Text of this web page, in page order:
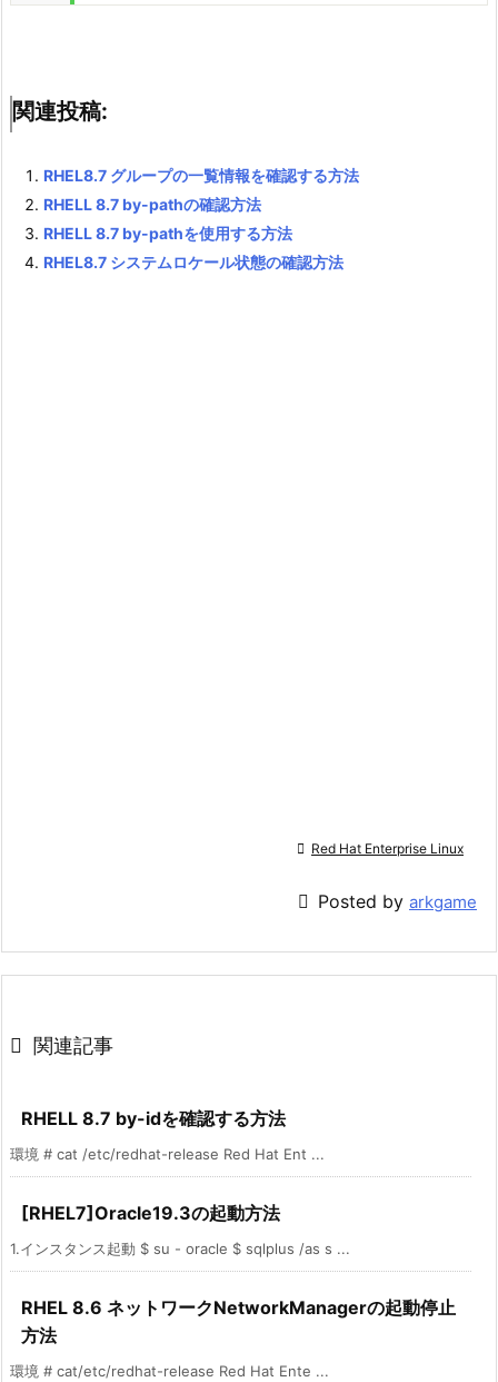
関連投稿:
RHEL8.7 グループの一覧情報を確認する方法
RHELL 8.7 by-pathの確認方法
RHELL 8.7 by-pathを使用する方法
RHEL8.7 システムロケール状態の確認方法
 Red Hat Enterprise Linux
 Posted by arkgame
 関連記事
RHELL 8.7 by-idを確認する方法
環境 # cat /etc/redhat-release Red Hat Ent ...
[RHEL7]Oracle19.3の起動方法
1.インスタンス起動 $ su - oracle $ sqlplus /as s ...
RHEL 8.6 ネットワークNetworkManagerの起動停止
方法
環境 # cat/etc/redhat-release Red Hat Ente ...